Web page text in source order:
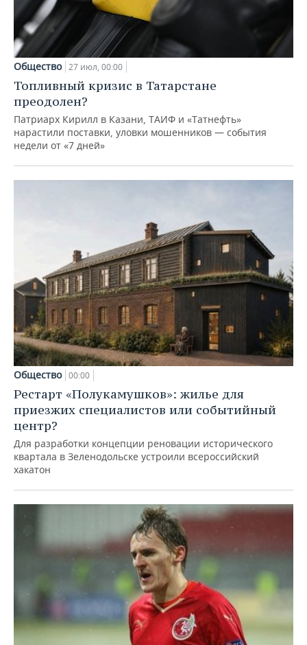
Общество 27 июл, 00:00
Топливный кризис в Татарстане
преодолен?
Патриарх Кирилл в Казани, ТАИФ и «Татнефть»
нарастили поставки, уловки мошенников — события
недели от «7 дней»
Общество 00:00
Рестарт «Полукамушков»: жилье для
приезжих специалистов или событийный
центр?
Для разработки концепции реновации исторического
квартала в Зеленодольске устроили всероссийский
хакатон